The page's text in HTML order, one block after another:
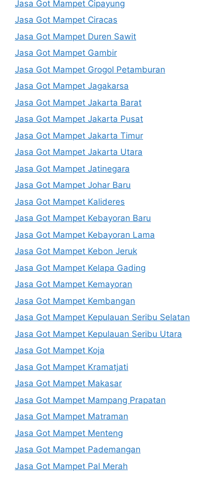
Jasa Got Mampet Cipayung
Jasa Got Mampet Ciracas
Jasa Got Mampet Duren Sawit
Jasa Got Mampet Gambir
Jasa Got Mampet Grogol Petamburan
Jasa Got Mampet Jagakarsa
Jasa Got Mampet Jakarta Barat
Jasa Got Mampet Jakarta Pusat
Jasa Got Mampet Jakarta Timur
Jasa Got Mampet Jakarta Utara
Jasa Got Mampet Jatinegara
Jasa Got Mampet Johar Baru
Jasa Got Mampet Kalideres
Jasa Got Mampet Kebayoran Baru
Jasa Got Mampet Kebayoran Lama
Jasa Got Mampet Kebon Jeruk
Jasa Got Mampet Kelapa Gading
Jasa Got Mampet Kemayoran
Jasa Got Mampet Kembangan
Jasa Got Mampet Kepulauan Seribu Selatan
Jasa Got Mampet Kepulauan Seribu Utara
Jasa Got Mampet Koja
Jasa Got Mampet Kramatjati
Jasa Got Mampet Makasar
Jasa Got Mampet Mampang Prapatan
Jasa Got Mampet Matraman
Jasa Got Mampet Menteng
Jasa Got Mampet Pademangan
Jasa Got Mampet Pal Merah